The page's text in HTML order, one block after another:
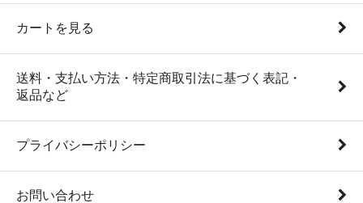
カートを見る
送料・支払い方法・特定商取引法に基づく表記・
返品など
プライバシーポリシー
お問い合わせ